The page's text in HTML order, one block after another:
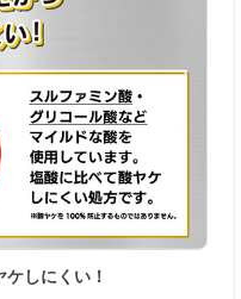
しにくい！